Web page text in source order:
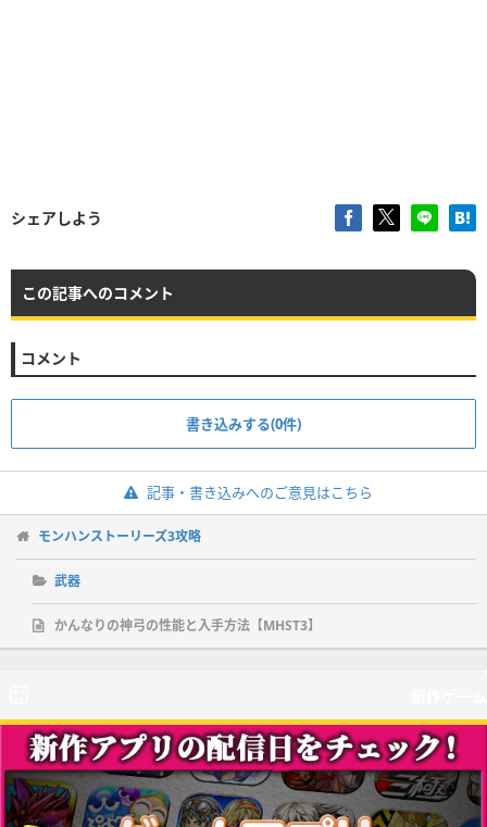
シェアしよう
この記事へのコメント
コメント
書き込みする(0件)
記事・書き込みへのご意見はこちら
モンハンストーリーズ3攻略
武器
かんなりの神弓の性能と入手方法【MHST3】